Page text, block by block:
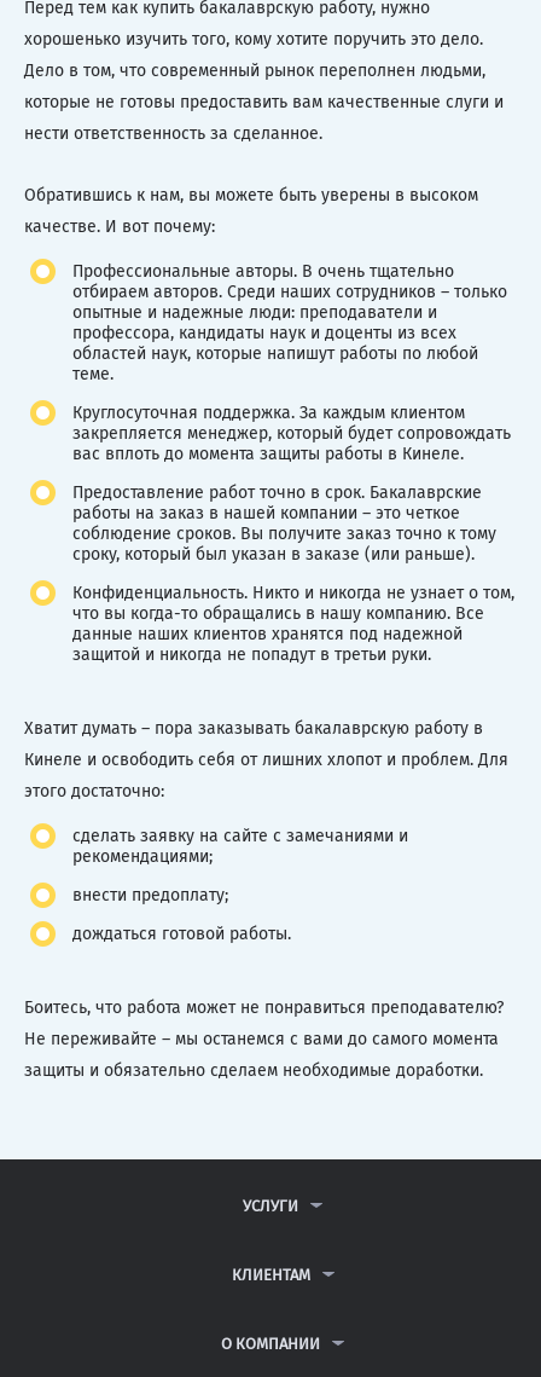
Перед тем как купить бакалаврскую работу, нужно
хорошенько изучить того, кому хотите поручить это дело.
Дело в том, что современный рынок переполнен людьми,
которые не готовы предоставить вам качественные слуги и
нести ответственность за сделанное.
Обратившись к нам, вы можете быть уверены в высоком
качестве. И вот почему:
Профессиональные авторы. В очень тщательно
отбираем авторов. Среди наших сотрудников – только
опытные и надежные люди: преподаватели и
профессора, кандидаты наук и доценты из всех
областей наук, которые напишут работы по любой
теме.
Круглосуточная поддержка. За каждым клиентом
закрепляется менеджер, который будет сопровождать
вас вплоть до момента защиты работы в Кинеле.
Предоставление работ точно в срок. Бакалаврские
работы на заказ в нашей компании – это четкое
соблюдение сроков. Вы получите заказ точно к тому
сроку, который был указан в заказе (или раньше).
Конфиденциальность. Никто и никогда не узнает о том,
что вы когда-то обращались в нашу компанию. Все
данные наших клиентов хранятся под надежной
защитой и никогда не попадут в третьи руки.
Хватит думать – пора заказывать бакалаврскую работу в
Кинеле и освободить себя от лишних хлопот и проблем. Для
этого достаточно:
сделать заявку на сайте с замечаниями и
рекомендациями;
внести предоплату;
дождаться готовой работы.
Боитесь, что работа может не понравиться преподавателю?
Не переживайте – мы останемся с вами до самого момента
защиты и обязательно сделаем необходимые доработки.
УСЛУГИ
ДИПЛОМНЫЕ РАБОТЫ
РЕФЕРАТЫ
КЛИЕНТАМ
ВОПРОСЫ И ОТВЕТЫ
О КОМПАНИИ